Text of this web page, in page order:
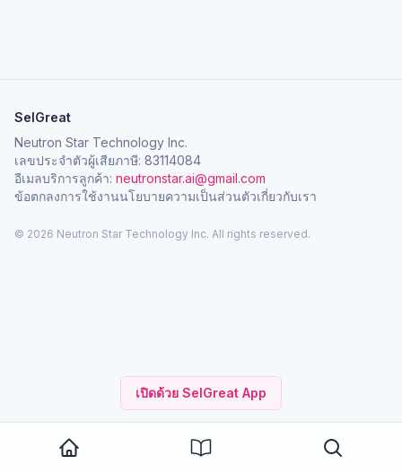
เปิดด้วย SelGreat App
SelGreat
Neutron Star Technology Inc.
เลขประจำตัวผู้เสียภาษี: 83114084
อีเมลบริการลูกค้า: neutronstar.ai@gmail.com
ข้อตกลงการใช้งานนโยบายความเป็นส่วนตัวเกี่ยวกับเรา
© 2026 Neutron Star Technology Inc. All rights reserved.